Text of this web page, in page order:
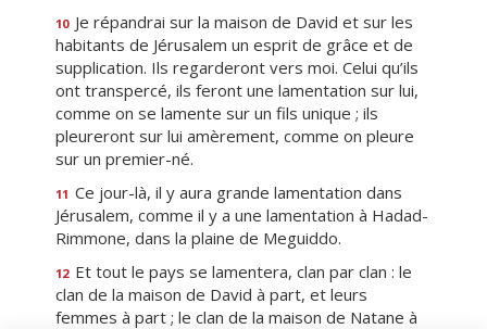
10 Je répandrai sur la maison de David et sur les
habitants de Jérusalem un esprit de grâce et de
supplication. Ils regarderont vers moi. Celui qu’ils
ont transpercé, ils feront une lamentation sur lui,
comme on se lamente sur un fils unique ; ils
pleureront sur lui amèrement, comme on pleure
sur un premier-né.
11 Ce jour-là, il y aura grande lamentation dans
Jérusalem, comme il y a une lamentation à Hadad-
Rimmone, dans la plaine de Meguiddo.
12 Et tout le pays se lamentera, clan par clan : le
clan de la maison de David à part, et leurs
femmes à part ; le clan de la maison de Natane à